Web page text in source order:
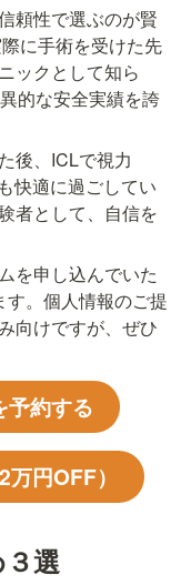
頼性で選ぶのが賢
に手術を受けた先
ックとして知ら
的な安全実績を誇
後、ICLで視力
快適に過ごしてい
者として、自信を
を申し込んでいた
。個人情報のご提
向けですが、ぜひ
予約する
円OFF）
選